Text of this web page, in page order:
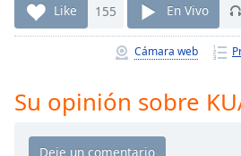
1x
Chapters
Chapters
Like 155 En Vivo
Cámara web
Su opinión sobre